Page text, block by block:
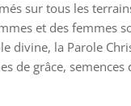
sur tous les
et des femmes
divine, la Parole
de grâce,